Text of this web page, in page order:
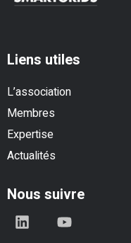
Liens utiles
L’association
Membres
Expertise
Actualités
Nous suivre